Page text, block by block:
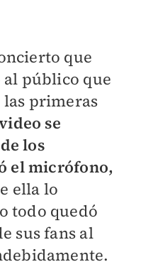
que
al público que
las primeras
se
los
el micrófono,
ella lo
todo quedó
sus fans al